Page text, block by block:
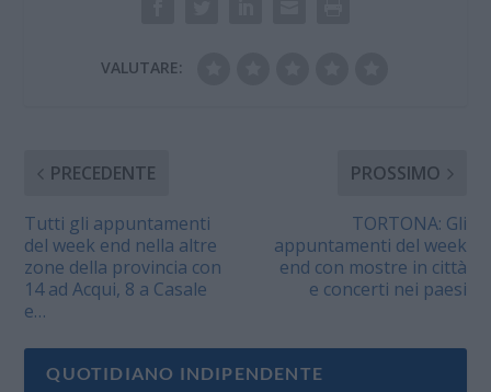
VALUTARE:
PRECEDENTE
Tutti gli appuntamenti
del week end nella altre
zone della provincia con
14 ad Acqui, 8 a Casale
e…
PROSSIMO
TORTONA: Gli
appuntamenti del week
end con mostre in città
e concerti nei paesi
QUOTIDIANO INDIPENDENTE